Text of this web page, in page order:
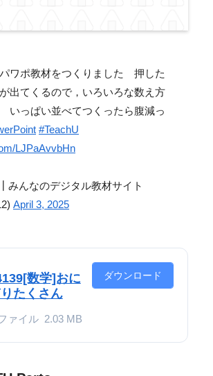
ワポ教材をつくりました 押した
出てくるので，いろいろな数え方
いっぱい並べてつくったら腹減っ
#TeachU
LJPaAvvbHn
んなのデジタル教材サイト
April 3, 2025
数学]おに
たくさん
ァイル 2.03 MB
ダウンロード